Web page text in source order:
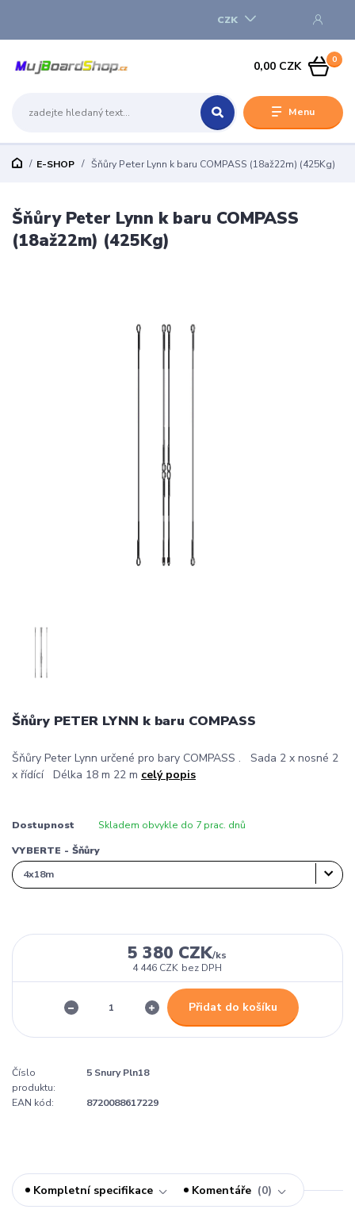
Menu
CZK
0
0,00 CZK
E-SHOP Šňůry Peter Lynn k baru COMPASS (18až22m) (425Kg)
Šňůry Peter Lynn k baru COMPASS
(18až22m) (425Kg)
Šňůry PETER LYNN k baru COMPASS
Šňůry Peter Lynn určené pro bary COMPASS . Sada 2 x nosné 2
x řídící Délka 18 m 22 m celý popis
Dostupnost Skladem obvykle do 7 prac. dnů
VYBERTE - Šňůry
5 380 CZK/ks
4 446 CZK bez DPH
Přidat do košíku
Číslo
produktu:
5 Snury Pln18
EAN kód: 8720088617229
Kompletní specifikace Komentáře 0